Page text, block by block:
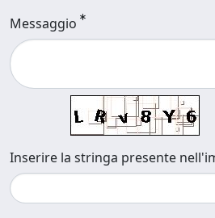
Messaggio
Inserire la stringa presente